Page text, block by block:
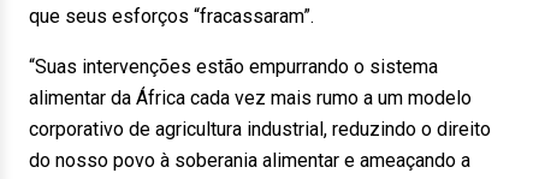
que seus esforços “fracassaram”.
“Suas intervenções estão empurrando o sistema
alimentar da África cada vez mais rumo a um modelo
corporativo de agricultura industrial, reduzindo o direito
do nosso povo à soberania alimentar e ameaçando a